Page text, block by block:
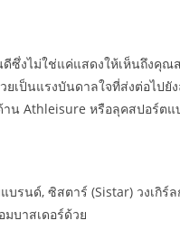
งไม่ใช่แค่แสดงให้เห็นถึงคุ
ป็นแรงบันดาลใจที่ส่งต่อไป
น Athleisure หรือลุคสปอร์ต
นด์, ซิสตาร์ (Sistar) วงเกิร์
บาสเดอร์ด้วย